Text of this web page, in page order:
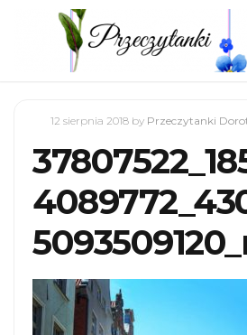
12 sierpnia 2018 by Przeczytanki